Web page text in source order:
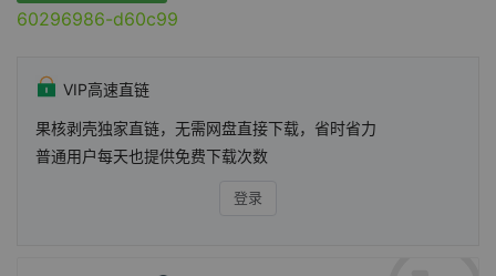
60296986-d60c99
VIP高速直链
果核剥壳独家直链，无需网盘直接下载，省时省力
普通用户每天也提供免费下载次数
登录